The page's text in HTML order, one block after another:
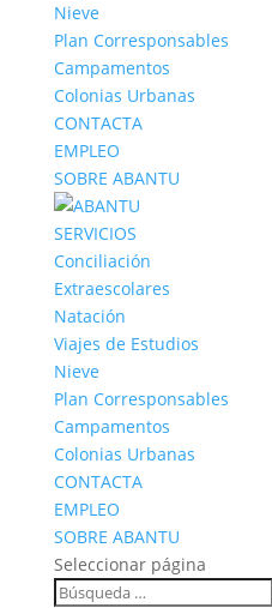
Nieve
Plan Corresponsables
Campamentos
Colonias Urbanas
CONTACTA
EMPLEO
SOBRE ABANTU
SERVICIOS
Conciliación
Extraescolares
Natación
Viajes de Estudios
Nieve
Plan Corresponsables
Campamentos
Colonias Urbanas
CONTACTA
EMPLEO
SOBRE ABANTU
Seleccionar página